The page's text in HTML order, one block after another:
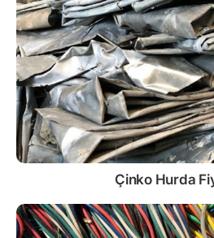
Çinko Hurda